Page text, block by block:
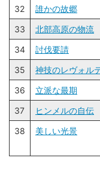
32
誰かの故郷
33
北部高原の物流
34
討伐要請
35
神技のレヴォル
36
立派な最期
37
ヒンメルの自伝
38
美しい光景